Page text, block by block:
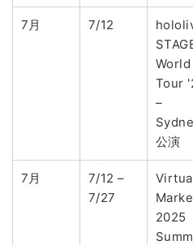
7月 7/12
World
Tour
–
公演
7月
7/12 –
7/27
2025